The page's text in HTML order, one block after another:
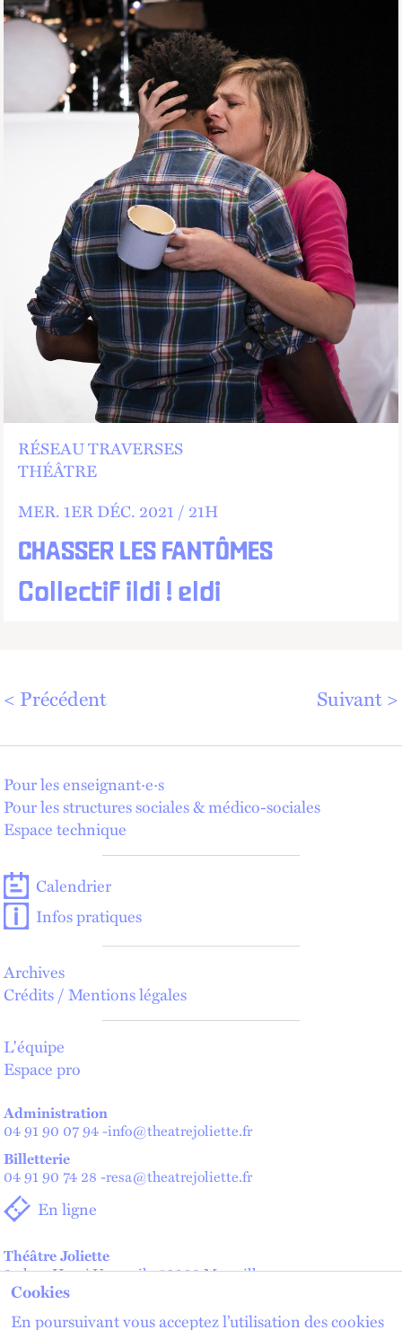
CHASSER LES FANTÔMES
Collectif ildi ! eldi
RÉSEAU TRAVERSES
THÉÂTRE
MER.1ERDÉC. 2021 / 21H
Précédent Suivant
Pour les enseignant·e·s
Pour les structures sociales & médico-sociales
Espace technique
Calendrier
Infos pratiques
Archives
Crédits / Mentions légales
L'équipe
Espace pro
Administration
04 91 90 07 94-info@theatrejoliette.fr
Billetterie
04 91 90 74 28 -resa@theatrejoliette.fr
En ligne
Théâtre Joliette
2 place Henri Verneuil - 13002 Marseille
Théâtre de Lenche — Maison des artistes
2 place de Lenche - 13002 Marseille
Cookies
En poursuivant vous acceptez l’utilisation des cookies